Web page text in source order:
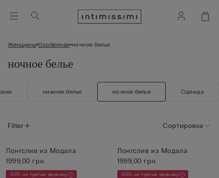
Женщины Особенная ночное белье
ночное белье
нижнее белье ночное белье Одежда
Filter Сортировка
Лонгслив из Модала
1999,00 грн.
-50% на третью единицу
Лонгслив из Модала
1999,00 грн.
-50% на третью единицу